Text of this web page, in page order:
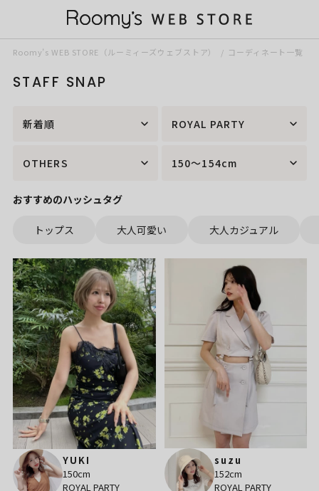
Roomy’s WEB STORE（ルーミィーズウェブストア） コーディネート一覧
STAFF SNAP
新着順 ROYAL PARTY
OTHERS 150～154cm
おすすめのハッシュタグ
トップス 大人可愛い 大人カジュアル
YUKI
150cm
ROYAL PARTY
suzu
152cm
ROYAL PARTY